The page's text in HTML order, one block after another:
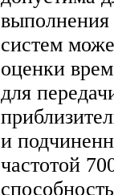
систем
оценки
для
и
частотой